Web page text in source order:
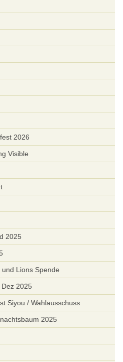
2026
Visible
2025
Lions Spende
2025
Siyou / Wahlausschuss
2025